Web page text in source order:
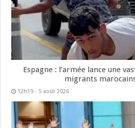
Espagne : l’armée lance une
migrants
12h19 - 5 août 2026